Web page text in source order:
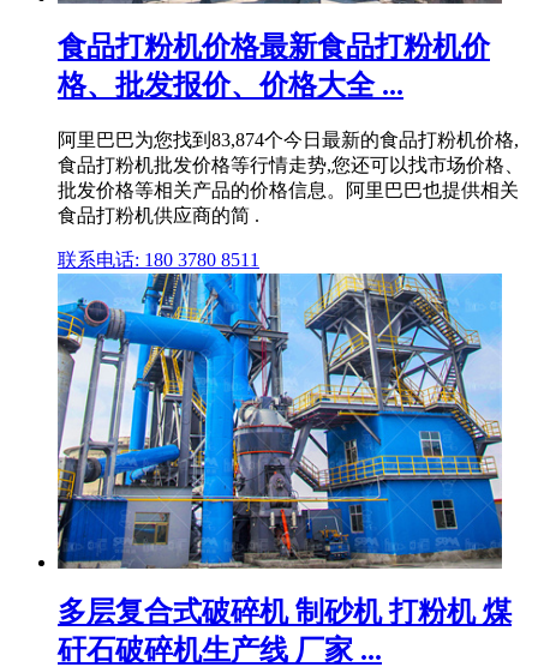
食品打粉机价格最新食品打粉机价
格、批发报价、价格大全 ...
阿里巴巴为您找到83,874个今日最新的食品打粉机价格,
食品打粉机批发价格等行情走势,您还可以找市场价格、
批发价格等相关产品的价格信息。阿里巴巴也提供相关
食品打粉机供应商的简 .
联系电话: 180 3780 8511
多层复合式破碎机 制砂机 打粉机 煤
矸石破碎机生产线 厂家 ...